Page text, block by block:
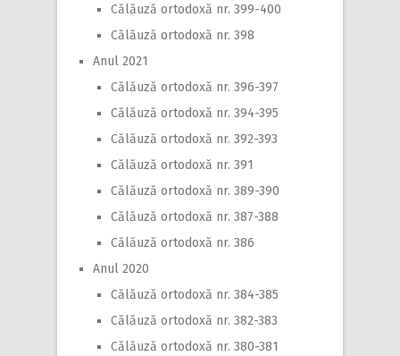
Călăuză ortodoxă nr. 399-400
Călăuză ortodoxă nr. 398
Anul 2021
Călăuză ortodoxă nr. 396-397
Călăuză ortodoxă nr. 394-395
Călăuză ortodoxă nr. 392-393
Călăuză ortodoxă nr. 391
Călăuză ortodoxă nr. 389-390
Călăuză ortodoxă nr. 387-388
Călăuză ortodoxă nr. 386
Anul 2020
Călăuză ortodoxă nr. 384-385
Călăuză ortodoxă nr. 382-383
Călăuză ortodoxă nr. 380-381